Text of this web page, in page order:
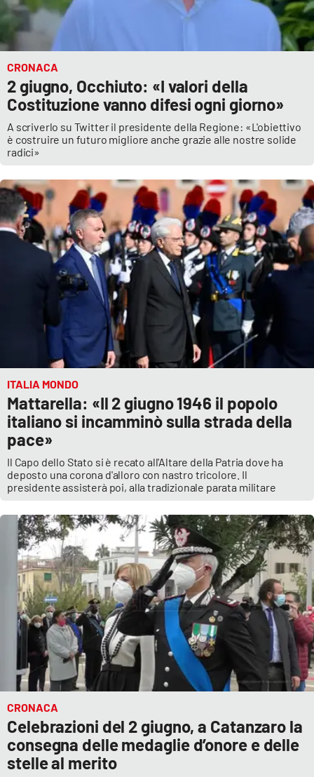
CRONACA
2 giugno, Occhiuto: «I valori della
Costituzione vanno difesi ogni giorno»
A scriverlo su Twitter il presidente della Regione: «L'obiettivo
è costruire un futuro migliore anche grazie alle nostre solide
radici»
ITALIA MONDO
Mattarella: «Il 2 giugno 1946 il popolo
italiano si incamminò sulla strada della
pace»
Il Capo dello Stato si è recato all'Altare della Patria dove ha
deposto una corona d'alloro con nastro tricolore. Il
presidente assisterà poi, alla tradizionale parata militare
CRONACA
Celebrazioni del 2 giugno, a Catanzaro la
consegna delle medaglie d’onore e delle
stelle al merito